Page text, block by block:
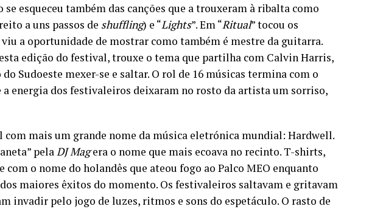
esqueceu também das canções que a trouxeram à ribalta como
a uns passos de shuffling) e “Lights”. Em “Ritual” tocou os
viu a oportunidade de mostrar como também é mestre da guitarra.
edição do festival, trouxe o tema que partilha com Calvin Harris,
do Sudoeste mexer-se e saltar. O rol de 16 músicas termina com o
a energia dos festivaleiros deixaram no rosto da artista um sorriso,
mais um grande nome da música eletrónica mundial: Hardwell.
pelaDJ Magera o nome que mais ecoava no recinto. T-shirts,
o nome do holandês que ateou fogo ao Palco MEO enquanto
maiores êxitos do momento. Os festivaleiros saltavam e gritavam
invadir pelo jogo de luzes, ritmos e sons do espetáculo. O rasto de